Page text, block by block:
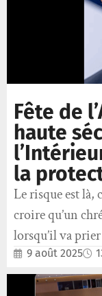
Fête de
haute
la
Le risque est là,
croire qu’un
lorsqu’il va prier
9 août 2025